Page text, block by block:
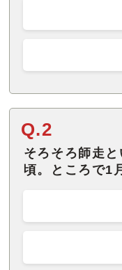
Q.2
そろそろ師走
頃。ところで1